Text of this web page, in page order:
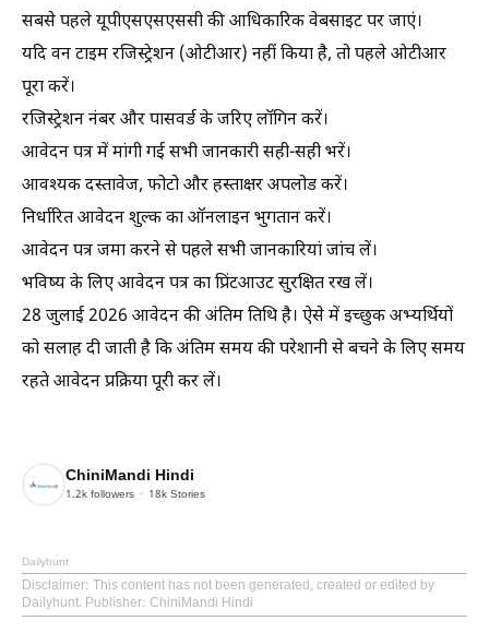
सबसे पहले यूपीएसएसएससी की आधिकारिक वेबसाइट पर जाएं।
यदि वन टाइम रजिस्ट्रेशन (ओटीआर) नहीं किया है, तो पहले ओटीआर
पूरा करें।
रजिस्ट्रेशन नंबर और पासवर्ड के जरिए लॉगिन करें।
आवेदन पत्र में मांगी गई सभी जानकारी सही-सही भरें।
आवश्यक दस्तावेज, फोटो और हस्ताक्षर अपलोड करें।
निर्धारित आवेदन शुल्क का ऑनलाइन भुगतान करें।
आवेदन पत्र जमा करने से पहले सभी जानकारियां जांच लें।
भविष्य के लिए आवेदन पत्र का प्रिंटआउट सुरक्षित रख लें।
28 जुलाई 2026 आवेदन की अंतिम तिथि है। ऐसे में इच्छुक अभ्यर्थियों
को सलाह दी जाती है कि अंतिम समय की परेशानी से बचने के लिए समय
रहते आवेदन प्रक्रिया पूरी कर लें।
ChiniMandi Hindi
1.2k followers 18k Stories
Dailyhunt
Disclaimer: This content has not been generated, created or edited by
Dailyhunt. Publisher: ChiniMandi Hindi